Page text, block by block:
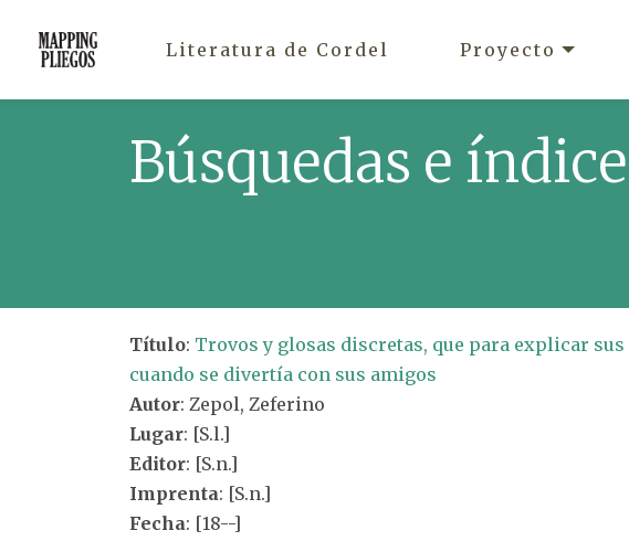
Literatura de Cordel Proyecto
Búsquedas e
Título: Trovos y glosas discretas, que para explicar
cuando se divertía con sus amigos
Autor: Zepol, Zeferino
Lugar: [S.l.]
Editor: [S.n.]
Imprenta: [S.n.]
Fecha: [18--]